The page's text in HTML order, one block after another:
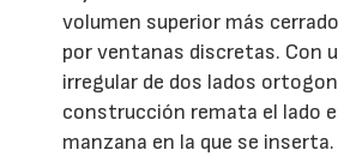
volumen superior más
por ventanas discretas. Con
irregular de dos lados
construcción remata el lado
manzana en la que se inserta.